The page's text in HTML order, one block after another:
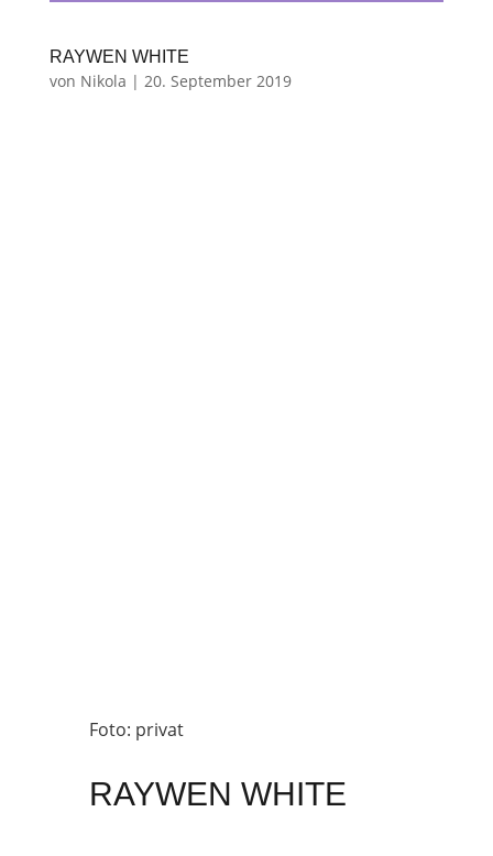
RAYWEN WHITE
von Nikola | 20. September 2019
Foto: privat
RAYWEN WHITE